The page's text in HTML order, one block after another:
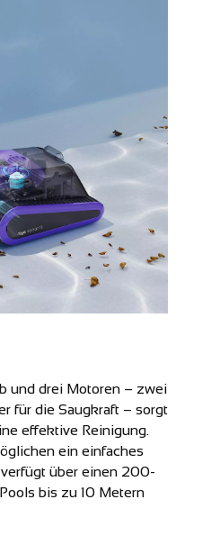
und drei Motoren – zwei
für die Saugkraft – sorgt
effektive Reinigung.
ein einfaches
über einen 200-
bis zu 10 Metern